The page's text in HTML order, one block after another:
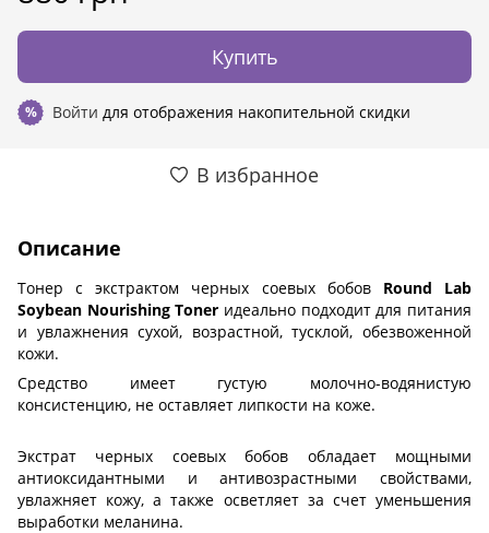
Купить
% Войти для отображения накопительной скидки
В избранное
Описание
Тонер с экстрактом черных соевых бобовRound Lab
Soybean Nourishing Toner идеально подходит для питания
и увлажнения сухой, возрастной, тусклой, обезвоженной
кожи.
Средство имеет густую молочно-водянистую
консистенцию, не оставляет липкости на коже.
Экстрат черных соевых бобов обладает мощными
антиоксидантными и антивозрастными свойствами,
увлажняет кожу, а также осветляет за счет уменьшения
выработки меланина.